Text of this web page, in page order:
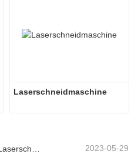
Laserschneidmaschine
Die Vorteile der integrierten Laserschneidmaschine für Platten und Rohre 2023-05-29